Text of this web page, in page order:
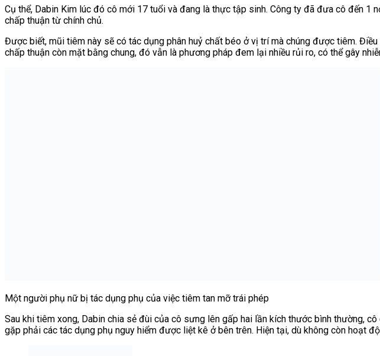
Cụ thể, Dabin Kim lúc đó cô mới 17 tuổi và đang là thực tập sinh. Công ty đã đưa cô đến
chấp thuận từ chính chủ.
Được biết, mũi tiêm này sẽ có tác dụng phân huỷ chất béo ở vị trí mà chúng được tiêm.
chấp thuận còn mặt bằng chung, đó vẫn là phương pháp đem lại nhiều rủi ro, có thể gây
Một người phụ nữ bị tác dụng phụ của việc tiêm tan mỡ trái phép
Sau khi tiêm xong, Dabin chia sẻ đùi của cô sưng lên gấp hai lần kích thước bình thường,
gặp phải các tác dụng phụ nguy hiểm được liệt kê ở bên trên. Hiện tại, dù không còn hoạt